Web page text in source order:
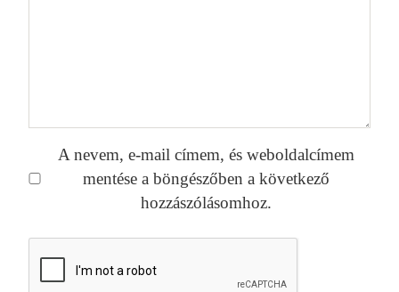
A nevem, e-mail címem, és weboldalcímem
mentése a böngészőben a következő
hozzászólásomhoz.